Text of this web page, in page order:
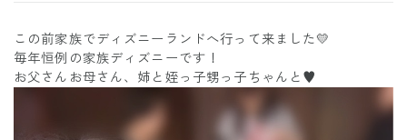
この前家族でディズニーランドへ行って来ました💛
毎年恒例の家族ディズニーです！
お父さんお母さん、姉と姪っ子甥っ子ちゃんと♥️